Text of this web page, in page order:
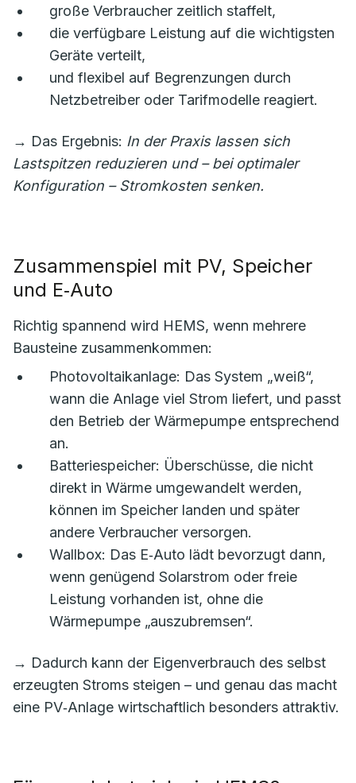
große Verbraucher zeitlich staffelt,
die verfügbare Leistung auf die wichtigsten
Geräte verteilt,
und flexibel auf Begrenzungen durch
Netzbetreiber oder Tarifmodelle reagiert.
→ Das Ergebnis: In der Praxis lassen sich
Lastspitzen reduzieren und – bei optimaler
Konfiguration – Stromkosten senken.
Zusammenspiel mit PV, Speicher
und E‑Auto
Richtig spannend wird HEMS, wenn mehrere
Bausteine zusammenkommen:
Photovoltaikanlage: Das System „weiß“,
wann die Anlage viel Strom liefert, und passt
den Betrieb der Wärmepumpe entsprechend
an.
Batteriespeicher: Überschüsse, die nicht
direkt in Wärme umgewandelt werden,
können im Speicher landen und später
andere Verbraucher versorgen.
Wallbox: Das E‑Auto lädt bevorzugt dann,
wenn genügend Solarstrom oder freie
Leistung vorhanden ist, ohne die
Wärmepumpe „auszubremsen“.
→ Dadurch kann der Eigenverbrauch des selbst
erzeugten Stroms steigen – und genau das macht
eine PV‑Anlage wirtschaftlich besonders attraktiv.